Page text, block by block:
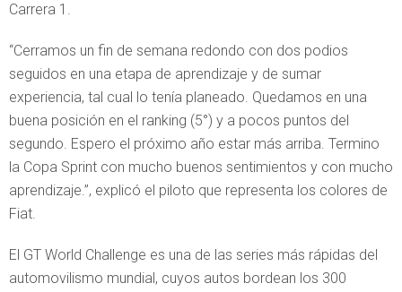
Carrera 1.
“Cerramos un fin de semana redondo con dos podios
seguidos en una etapa de aprendizaje y de sumar
experiencia, tal cual lo tenía planeado. Quedamos en una
buena posición en el ranking (5°) y a pocos puntos del
segundo. Espero el próximo año estar más arriba. Termino
la Copa Sprint con mucho buenos sentimientos y con mucho
aprendizaje.”, explicó el piloto que representa los colores de
Fiat.
El GT World Challenge es una de las series más rápidas del
automovilismo mundial, cuyos autos bordean los 300